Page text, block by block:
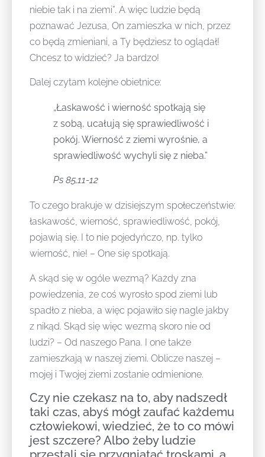
niebie tak i na ziemi”. A więc ludzie będą
poznawać Jezusa, On zamieszka w nich, przez
co będą zmieniani, a Ty będziesz to oglądał!
Chcesz to widzieć? Ja bardzo!
Dalej czytam kolejne obietnice:
„Łaskawość i wierność spotkają się
z sobą, ucałują się sprawiedliwość i
pokój. Wierność z ziemi wyrośnie, a
sprawiedliwość wychyli się z nieba.”
Ps 85,11-12
To czego brakuje w dzisiejszym społeczeństwie:
łaskawość, wierność, sprawiedliwość, pokój,
pojawią się. I to nie pojedyńczo, np. tylko
wierność, nie! – One się spotkają.
A skąd się w ogóle wezmą? Każdy zna
powiedzenia, że coś wyrosło spod ziemi lub
spadło z nieba, a więc pojawiło się nagle jakby
z nikąd. Skąd się więc wezmą skoro nie od
ludzi? – Od naszego Pana. I one także
zamieszkają w naszej ziemi. Oblicze naszej –
mojej i Twojej ziemi zostanie odmienione.
Czy nie czekasz na to, aby nadszedł
taki czas, abyś mógł zaufać każdemu
człowiekowi, wiedzieć, że to co mówi
jest szczere? Albo żeby ludzie